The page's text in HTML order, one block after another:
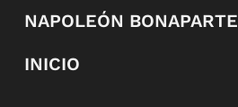
NAPOLEÓN BONAPARTE
INICIO